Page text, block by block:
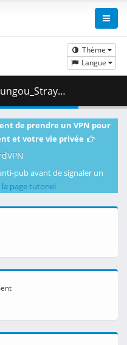
Thème
Langue
( 458.22 MB )
de prendre un VPN pour
et votre vie privée
pub avant de signaler un
page tutoriel